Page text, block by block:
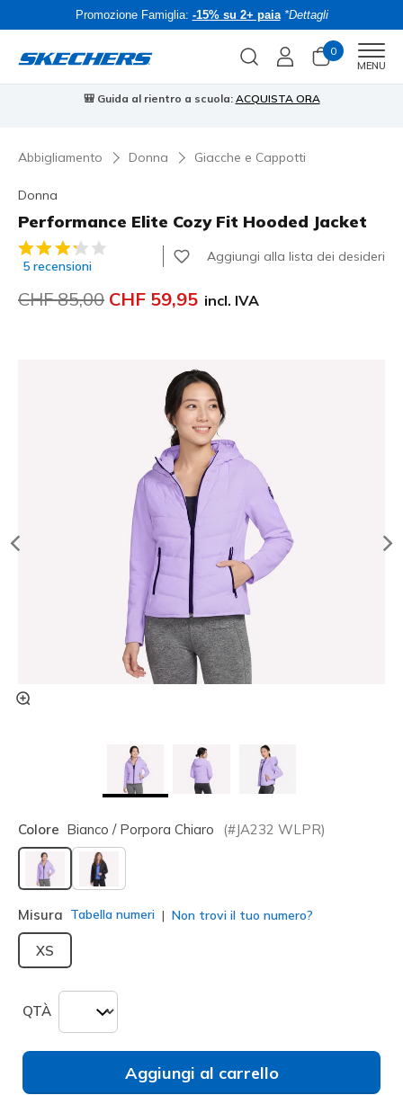
Promozione Famiglia: -15% su 2+ paia *Dettagli
0
MENU
Skechers VIP:reso gratuito entro 45 giorni per i memberi
Abbigliamento Donna Giacche e Cappotti
Donna
Performance Elite Cozy Fit Hooded Jacket
Valutazione cliente 3.3 su 5
5 recensioni
Aggiungi alla lista dei desideri
Prezzo ridotto da
CHF 85,00 per
CHF 59,95 incl. IVA
Colore Bianco / Porpora Chiaro (#JA232 WLPR)
selezionato
Misura Tabella numeri Non trovi il tuo numero?
XS
QTÀ
Aggiungi al carrello